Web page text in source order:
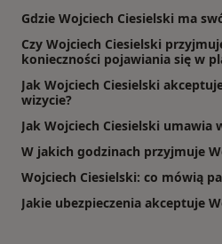
Gdzie Wojciech Ciesielski ma
Czy Wojciech Ciesielski
konieczności pojawiania się w
Jak Wojciech Ciesielski
wizycie?
Jak Wojciech Ciesielski umawia
W jakich godzinach przyjmuje
Wojciech Ciesielski: co mówią
Jakie ubezpieczenia akceptuje